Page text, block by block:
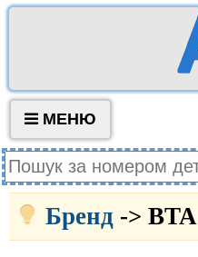
МЕНЮ
Бренд -> BTA